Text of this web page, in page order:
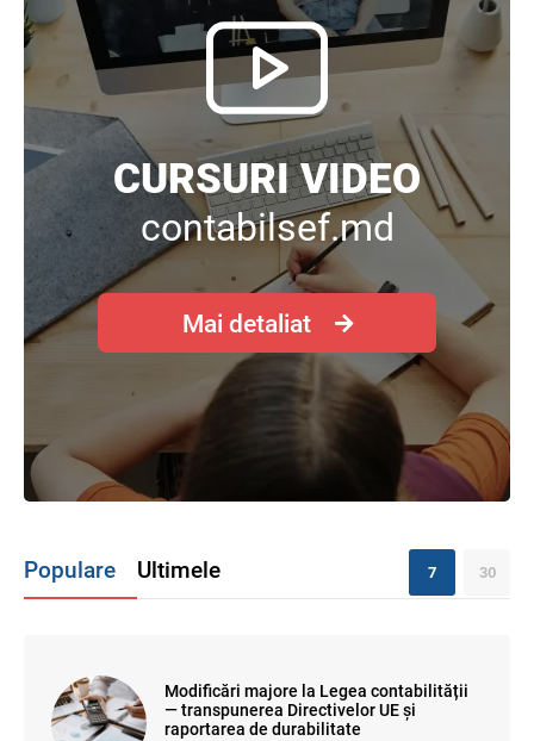
CURSURI VIDEO
contabilsef.md
Mai detaliat
Populare Ultimele 7 30
Modificări majore la Legea contabilității
— transpunerea Directivelor UE și
raportarea de durabilitate